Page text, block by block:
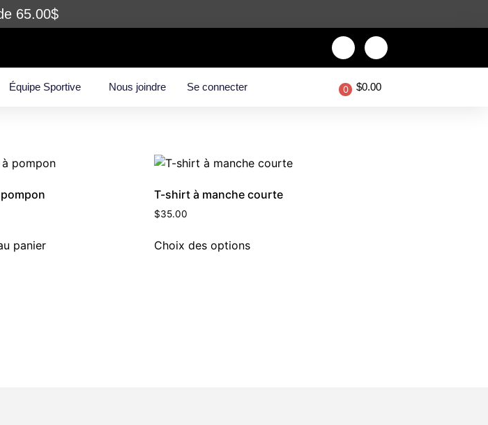
65.00$
Équipe Sportive Nous joindre Se connecter $0.00
0
panier
T-shirt à manche courte
$35.00
Choix des options